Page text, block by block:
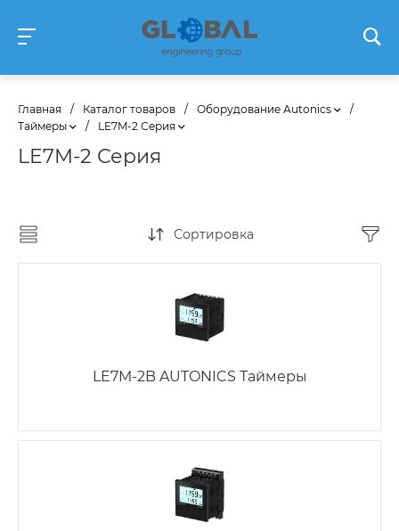
Главная / Каталог товаров / Оборудование Autonics
/
Таймеры
/ LE7M-2 Серия
LE7M-2 Серия
Сортировка
LE7M-2B AUTONICS Таймеры